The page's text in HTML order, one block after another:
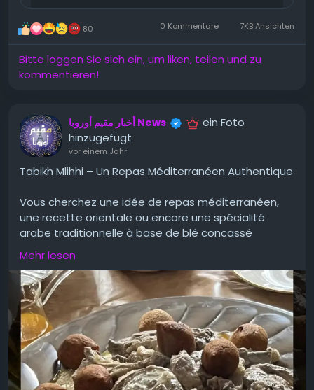
أن...
80 0 Kommentare 7KB Ansichten
Bitte loggen Sie sich ein, um liken, teilen und zu
kommentieren!
أخبار مقيم أوروبا News
ein Foto
hinzugefügt
vor einem Jahr
Tabikh Mlihhi – Un Repas Méditerranéen Authentique
Vous cherchez une idée de repas méditerranéen,
une recette orientale ou encore une spécialité
arabe traditionnelle à base de blé concassé
(bourghoul/berghol) ? Voici la recette du Tabikh
Mlihhi, un plat généreux et chaleureux préparé
depuis des générations dans les foyers du Levant.
C’est une recette avec du boulgour parfaite pour
répondre à la fameuse question : « Que cuisiner
aujourd’hui ? »
---
Mehr lesen